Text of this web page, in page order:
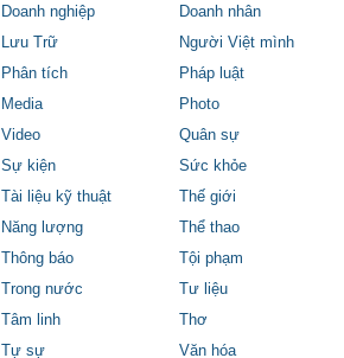
Doanh nghiệp
Doanh nhân
Lưu Trữ
Người Việt mình
Phân tích
Pháp luật
Media
Photo
Video
Quân sự
Sự kiện
Sức khỏe
Tài liệu kỹ thuật
Thế giới
Năng lượng
Thể thao
Thông báo
Tội phạm
Trong nước
Tư liệu
Tâm linh
Thơ
Tự sự Văn hóa